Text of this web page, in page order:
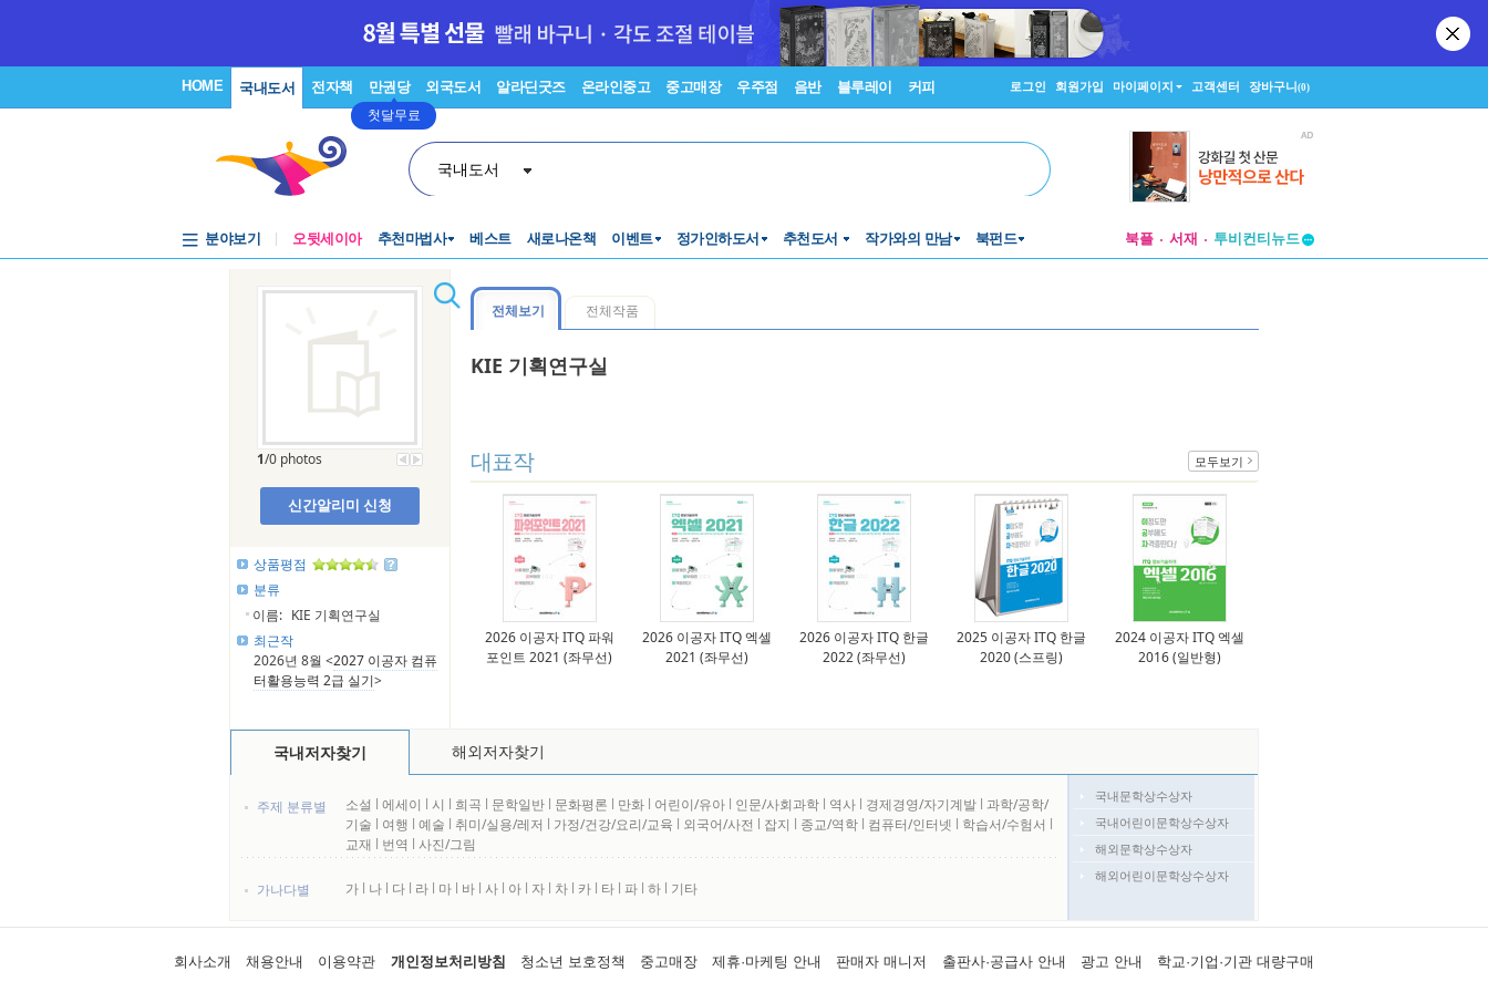
HOME 국내도서 전자책 만권당
첫달무료
외국도서 알라딘굿즈 온라인중고 중고매장 우주점 음반 블루레이 커피 로그인 회원가입 마이페이지 고객센터 장바구니(0)
국내도서
분야보기 오뒷세이아 추천마법사 베스트 새로나온책 이벤트 정가인하도서 추천도서 작가와의 만남 북펀드 북플 서재
투비컨티뉴드
1/0 photos
신간알리미 신청
상품평점
분류
이름: KIE 기획연구실
최근작
2026년 8월 <2027 이공자 컴퓨
터활용능력 2급 실기>
전체보기 전체작품
KIE 기획연구실
대표작 모두보기
2026 이공자 ITQ 파워
포인트 2021 (좌무선)
2026 이공자 ITQ 엑셀
2021 (좌무선)
2026 이공자 ITQ 한글
2022 (좌무선)
2025 이공자 ITQ 한글
2020 (스프링)
2024 이공자 ITQ 엑셀
2016 (일반형)
국내저자찾기 해외저자찾기
주제 분류별 소설 l 에세이 l 시 l 희곡 l 문학일반 l 문화평론 l 만화 l 어린이/유아 l 인문/사회과학 l 역사 l 경제경영/자기계발 l 과학/공학/
기술 l 여행 l 예술 l 취미/실용/레저 l 가정/건강/요리/교육 l 외국어/사전 l 잡지 l 종교/역학 l 컴퓨터/인터넷 l 학습서/수험서 l
교재 l 번역 l 사진/그림
가나다별 가 l 나 l 다 l 라 l 마 l 바 l 사 l 아 l 자 l 차 l 카 l 타 l 파 l 하 l 기타
국내문학상수상자
국내어린이문학상수상자
해외문학상수상자
해외어린이문학상수상자
회사소개 채용안내 이용약관 개인정보처리방침 청소년 보호정책 중고매장 제휴·마케팅 안내 판매자 매니저 출판사·공급사 안내 광고 안내 학교·기업·기관 대량구매